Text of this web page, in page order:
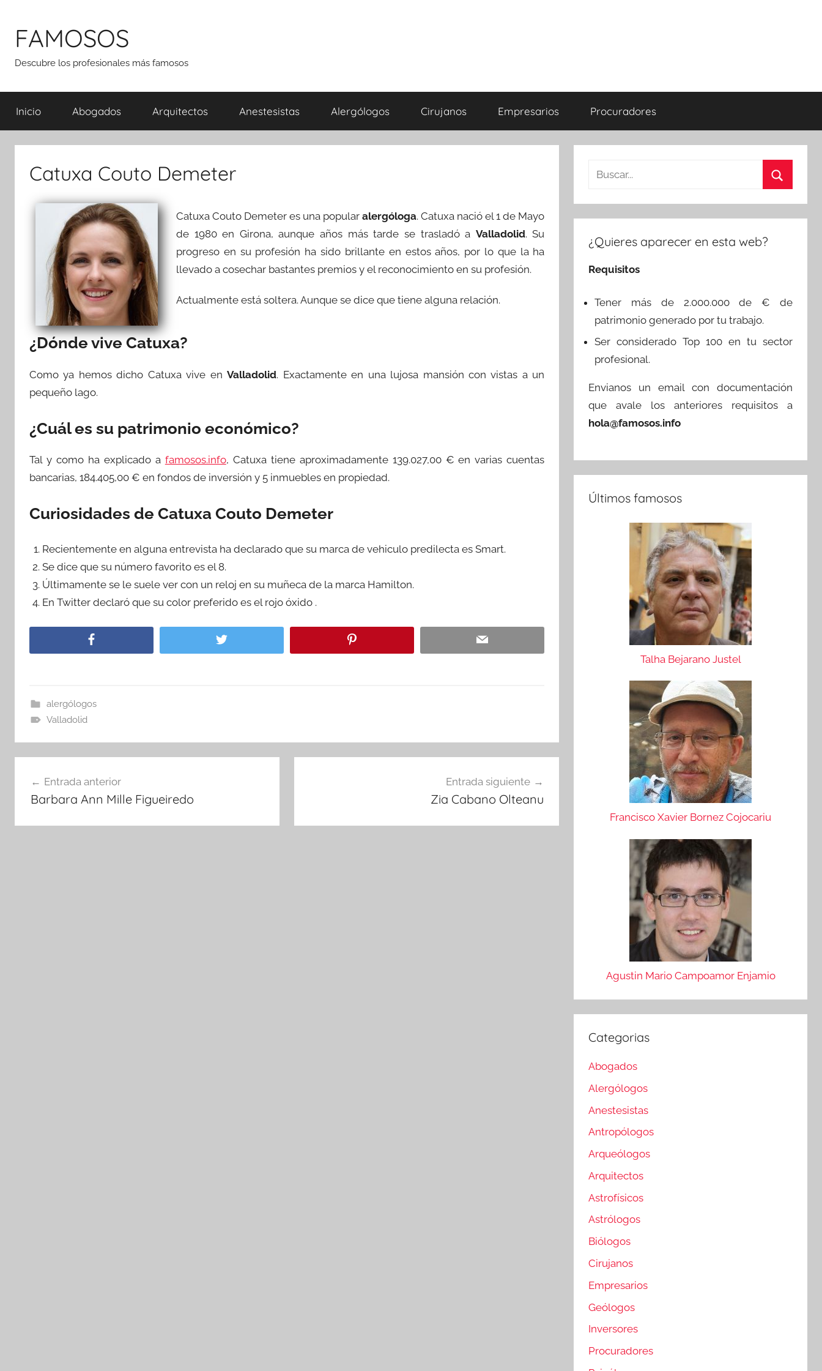
contenido
FAMOSOS
Descubre los profesionales más famosos
Inicio Abogados Arquitectos Anestesistas Alergólogos Cirujanos Empresarios Procuradores
Catuxa Couto Demeter
Catuxa Couto Demeter es una popularalergóloga. Catuxa nació el 1 de Mayo
de 1980 en Girona, aunque años más tarde se trasladó a Valladolid. Su
progreso en su profesión ha sido brillante en estos años, por lo que la ha
llevado a cosechar bastantes premios y el reconocimiento en su profesión.
Actualmente está soltera. Aunque se dice que tiene alguna relación.
¿Dónde vive Catuxa?
Como ya hemos dicho Catuxa vive enValladolid. Exactamente en una lujosa mansión con vistas a un
pequeño lago.
¿Cuál es su patrimonio económico?
Tal y como ha explicado a famosos.info, Catuxa tiene aproximadamente 139.027,00 € en varias cuentas
bancarias, 184.405,00 € en fondos de inversión y 5 inmuebles en propiedad.
Curiosidades de Catuxa Couto Demeter
Recientemente en alguna entrevista ha declarado que su marca de vehiculo predilecta es Smart.
Se dice que su número favorito es el 8.
Últimamente se le suele ver con un reloj en su muñeca de la marca Hamilton.
En Twitter declaró que su color preferido es el rojo óxido .
alergólogos
Valladolid
de
Entrada anterior
Barbara Ann Mille Figueiredo
Entrada siguiente
Zia Cabano Olteanu
Buscar:
¿Quieres aparecer en esta web?
Requisitos
Tener más de 2.000.000 de € de
patrimonio generado por tu trabajo.
Ser considerado Top 100 en tu sector
profesional.
Envianos un email con documentación
que avale los anteriores requisitos a
hola@famosos.info
Últimos famosos
Talha Bejarano Justel
Francisco Xavier Bornez Cojocariu
Agustin Mario Campoamor Enjamio
Categorias
Abogados
Alergólogos
Anestesistas
Antropólogos
Arqueólogos
Arquitectos
Astrofísicos
Astrólogos
Biólogos
Cirujanos
Empresarios
Geólogos
Inversores
Procuradores